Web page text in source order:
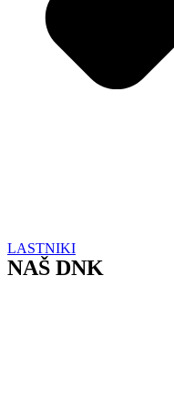
LASTNIKI
NAŠ DNK